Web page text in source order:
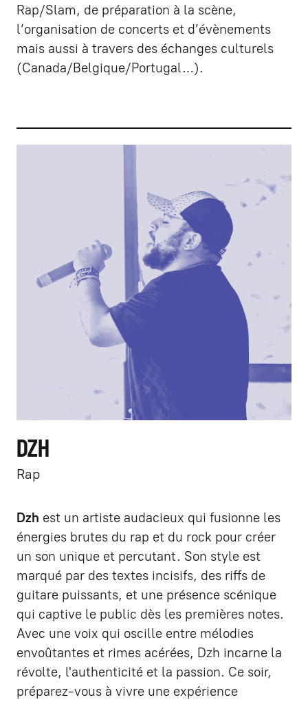
Rap/Slam, de préparation à la scène,
l’organisation de concerts et d’évènements
mais aussi à travers des échanges culturels
(Canada/Belgique/Portugal…).
DZH
Rap
Dzh est un artiste audacieux qui fusionne les
énergies brutes du rap et du rock pour créer
un son unique et percutant. Son style est
marqué par des textes incisifs, des riffs de
guitare puissants, et une présence scénique
qui captive le public dès les premières notes.
Avec une voix qui oscille entre mélodies
envoûtantes et rimes acérées, Dzh incarne la
révolte, l'authenticité et la passion. Ce soir,
préparez-vous à vivre une expérience